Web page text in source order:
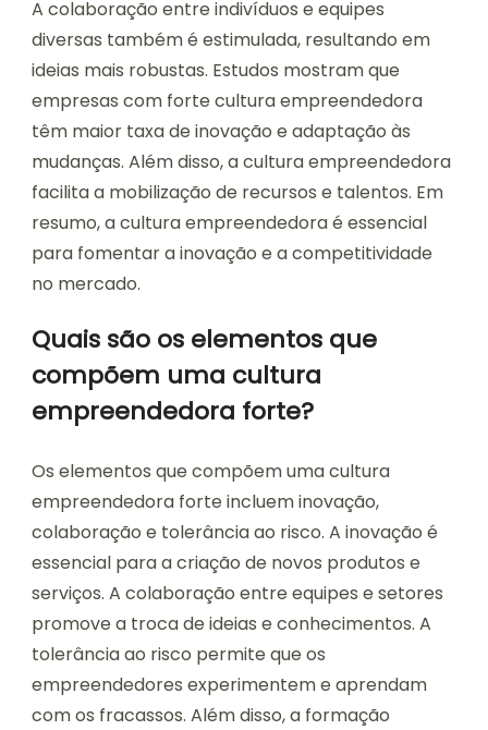
A colaboração entre indivíduos e equipes
diversas também é estimulada, resultando em
ideias mais robustas. Estudos mostram que
empresas com forte cultura empreendedora
têm maior taxa de inovação e adaptação às
mudanças. Além disso, a cultura empreendedora
facilita a mobilização de recursos e talentos. Em
resumo, a cultura empreendedora é essencial
para fomentar a inovação e a competitividade
no mercado.
Quais são os elementos que
compõem uma cultura
empreendedora forte?
Os elementos que compõem uma cultura
empreendedora forte incluem inovação,
colaboração e tolerância ao risco. A inovação é
essencial para a criação de novos produtos e
serviços. A colaboração entre equipes e setores
promove a troca de ideias e conhecimentos. A
tolerância ao risco permite que os
empreendedores experimentem e aprendam
com os fracassos. Além disso, a formação